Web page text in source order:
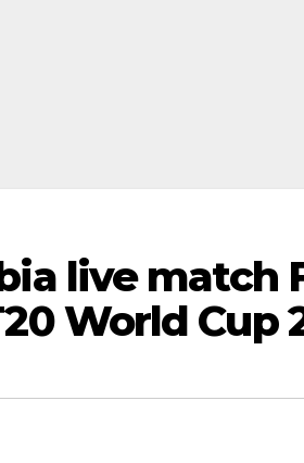
live match
World Cup